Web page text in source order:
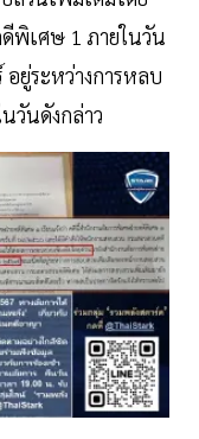
พิเศษ 1 ภายในวัน
ยู่ระหว่างการหลบ
วันดังกล่าว